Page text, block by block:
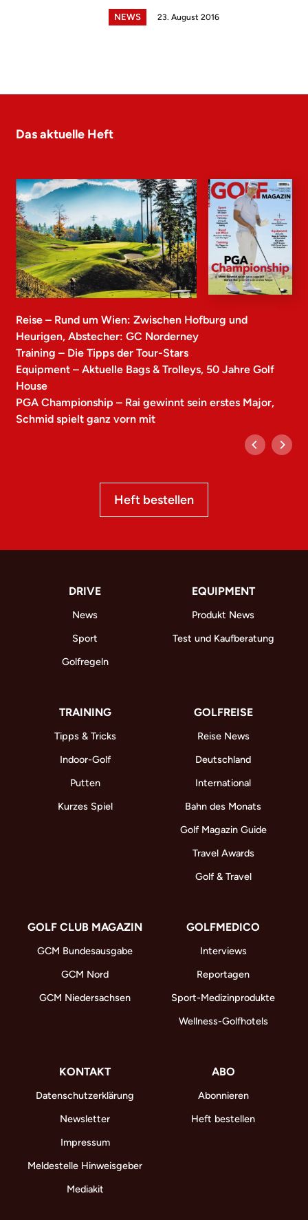
NEWS 23. August 2016
Das aktuelle Heft
Reise – Rund um Wien: Zwischen Hofburg und
Heurigen, Abstecher: GC Norderney
Training – Die Tipps der Tour-Stars
Equipment – Aktuelle Bags & Trolleys, 50 Jahre Golf
House
PGA Championship – Rai gewinnt sein erstes Major,
Schmid spielt ganz vorn mit
Heft bestellen
DRIVE
News
Sport
Golfregeln
EQUIPMENT
Produkt News
Test und Kaufberatung
TRAINING
Tipps & Tricks
Indoor-Golf
Putten
Kurzes Spiel
GOLFREISE
Reise News
Deutschland
International
Bahn des Monats
Golf Magazin Guide
Travel Awards
Golf & Travel
GOLF CLUB MAGAZIN
GCM Bundesausgabe
GCM Nord
GCM Niedersachsen
GOLFMEDICO
Interviews
Reportagen
Sport-Medizinprodukte
Wellness-Golfhotels
KONTAKT
Datenschutzerklärung
Newsletter
Impressum
Meldestelle Hinweisgeber
Mediakit
ABO
Abonnieren
Heft bestellen